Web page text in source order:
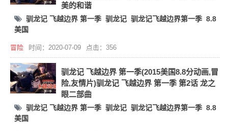
美的和谐
驯龙记 飞越边界 第一季 驯龙记 驯龙记飞越边界第一季 8.8
美国
冒险 时间：2020-07-09 点击：356
驯龙记 飞越边界 第一季(2015美国8.8分动画,冒
险,友情片)驯龙记 飞越边界 第一季 第2话 龙之
眼二部曲
驯龙记 飞越边界 第一季 驯龙记 驯龙记飞越边界第一季 8.8
美国